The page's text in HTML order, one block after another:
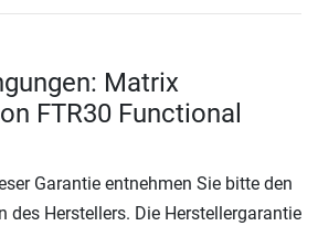
Matrix
FTR30 Functional
Garantie entnehmen Sie bitte den
des Herstellers. Die Herstellergarantie